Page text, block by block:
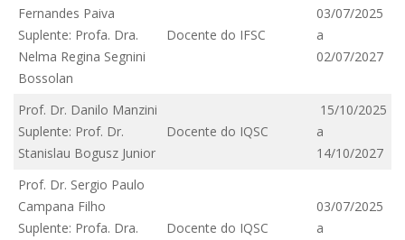
Fernandes Paiva
Suplente: Profa. Dra.
Nelma Regina Segnini
Bossolan
Docente do IFSC
03/07/2025
a
02/07/2027
Prof. Dr. Danilo Manzini
Suplente: Prof. Dr.
Stanislau Bogusz Junior
Docente do IQSC
15/10/2025
a
14/10/2027
Prof. Dr. Sergio Paulo
Campana Filho
Suplente: Profa. Dra.
Docente do IQSC
03/07/2025
a